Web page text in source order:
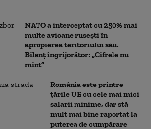
NATO a interceptat cu 250% mai
multe avioane rusești în
apropierea teritoriului său.
Bilanț îngrijorător: „Cifrele nu
mint”
România este printre
țările UE cu cele mai mici
salarii minime, dar stă
mult mai bine raportat la
puterea de cumpărare